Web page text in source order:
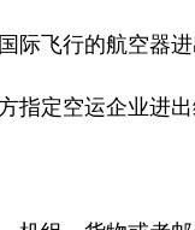
飞行的航空器进
定空运企业进出